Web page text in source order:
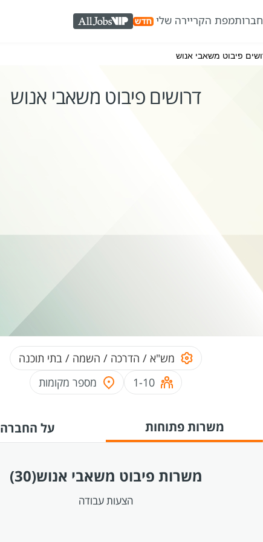
מפת הקריירה שלי AllJobs VIP
פיבוט משאבי אנוש
דרושים פיבוט משאבי אנוש
מש"א / הדרכה / השמה / בתי תוכנה
1-10
מספר מקומות
משרות פתוחות על החברה
משרות פיבוט משאבי אנוש(30)
הצעות עבודה